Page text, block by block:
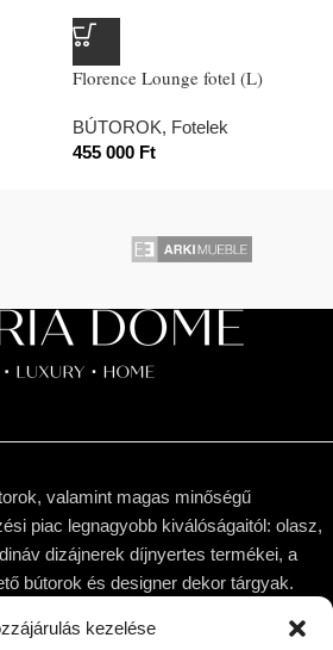
kezelése
Florence Lounge fotel (L)
BÚTOROK, Fotelek
455 000 Ft
valamint magas minőségű
piac legnagyobb kiválóságaitól: olasz,
dizájnerek díjnyertes termékei, a
bútorok és designer dekor tárgyak.
út 53.